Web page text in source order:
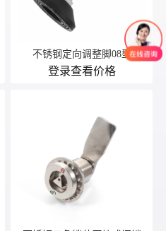
不锈钢定向调整脚08型
登录查看价格